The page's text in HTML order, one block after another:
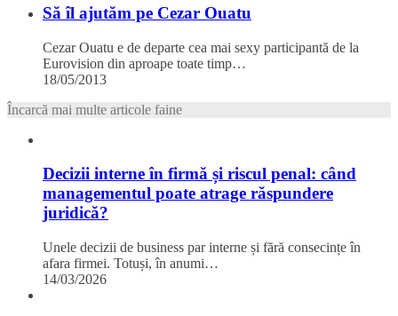
Să îl ajutăm pe Cezar Ouatu
Cezar Ouatu e de departe cea mai sexy participantă de la
Eurovision din aproape toate timp…
18/05/2013
Încarcă mai multe articole faine
Decizii interne în firmă și riscul penal: când
managementul poate atrage răspundere
juridică?
Unele decizii de business par interne și fără consecințe în
afara firmei. Totuși, în anumi…
14/03/2026